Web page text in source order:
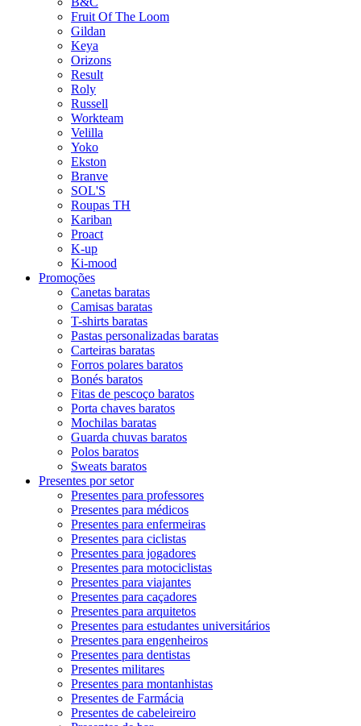
Fruit Of The Loom
Gildan
Keya
Orizons
Result
Roly
Russell
Workteam
Velilla
Yoko
Ekston
Branve
SOL'S
Roupas TH
Kariban
Proact
K-up
Ki-mood
Promoções
Canetas baratas
Camisas baratas
T-shirts baratas
Pastas personalizadas baratas
Carteiras baratas
Forros polares baratos
Bonés baratos
Fitas de pescoço baratos
Porta chaves baratos
Mochilas baratas
Guarda chuvas baratos
Polos baratos
Sweats baratos
Presentes por setor
Presentes para professores
Presentes para médicos
Presentes para enfermeiras
Presentes para ciclistas
Presentes para jogadores
Presentes para motociclistas
Presentes para viajantes
Presentes para caçadores
Presentes para arquitetos
Presentes para estudantes universitários
Presentes para engenheiros
Presentes para dentistas
Presentes militares
Presentes para montanhistas
Presentes de Farmácia
Presentes de cabeleireiro